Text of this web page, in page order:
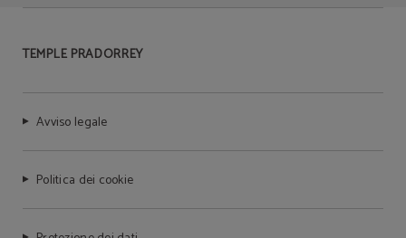
TEMPLE PRADORREY
Avviso legale
Politica dei cookie